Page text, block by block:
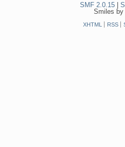
SMF 2.0.15 |
Smiles
XHTML RSS